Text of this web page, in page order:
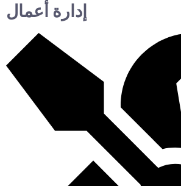
إدارة أعمال